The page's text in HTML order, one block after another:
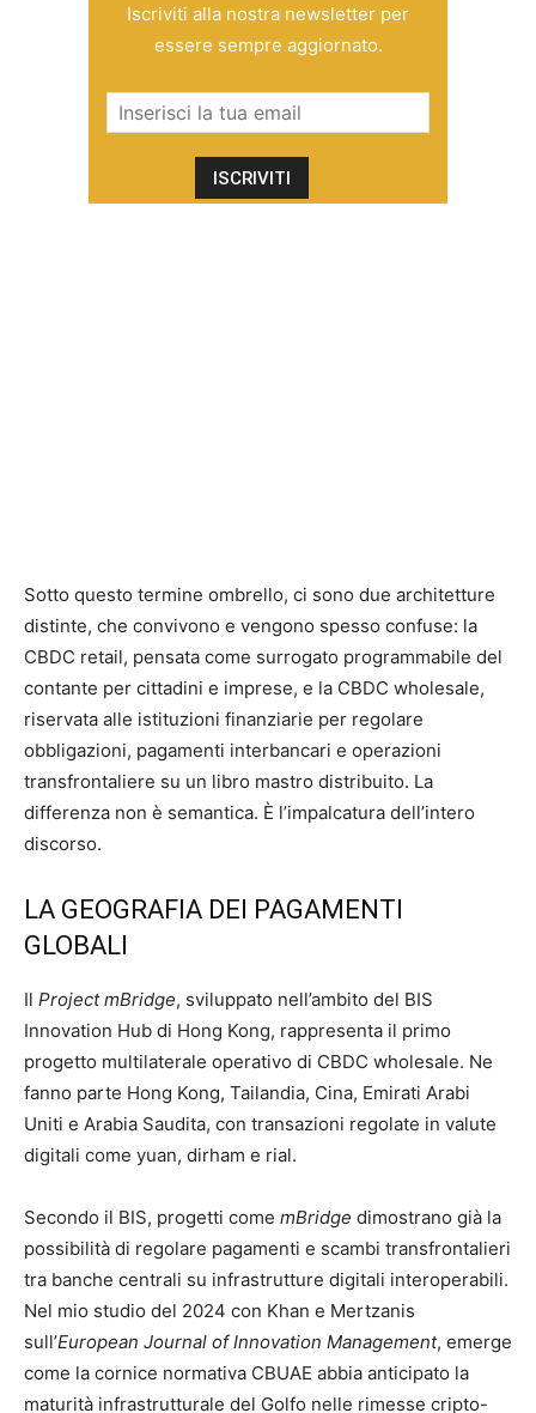
Iscriviti alla nostra newsletter per
essere sempre aggiornato.
Sotto questo termine ombrello, ci sono due architetture
distinte, che convivono e vengono spesso confuse: la
CBDC retail, pensata come surrogato programmabile del
contante per cittadini e imprese, e la CBDC wholesale,
riservata alle istituzioni finanziarie per regolare
obbligazioni, pagamenti interbancari e operazioni
transfrontaliere su un libro mastro distribuito. La
differenza non è semantica. È l’impalcatura dell’intero
discorso.
LA GEOGRAFIA DEI PAGAMENTI
GLOBALI
Il Project mBridge, sviluppato nell’ambito del BIS
Innovation Hub di Hong Kong, rappresenta il primo
progetto multilaterale operativo di CBDC wholesale. Ne
fanno parte Hong Kong, Tailandia, Cina, Emirati Arabi
Uniti e Arabia Saudita, con transazioni regolate in valute
digitali come yuan, dirham e rial.
Secondo il BIS, progetti come mBridge dimostrano già la
possibilità di regolare pagamenti e scambi transfrontalieri
tra banche centrali su infrastrutture digitali interoperabili.
Nel mio studio del 2024 con Khan e Mertzanis
sull’European Journal of Innovation Management, emerge
come la cornice normativa CBUAE abbia anticipato la
maturità infrastrutturale del Golfo nelle rimesse cripto-